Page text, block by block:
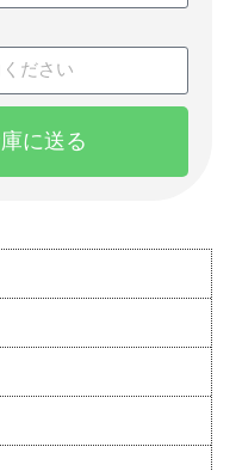
に送る